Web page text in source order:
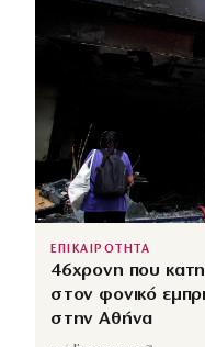
ΕΠΙΚΑΙΡΟΤΗΤΑ
46χρονη που
στον φονικό
στην Αθήνα